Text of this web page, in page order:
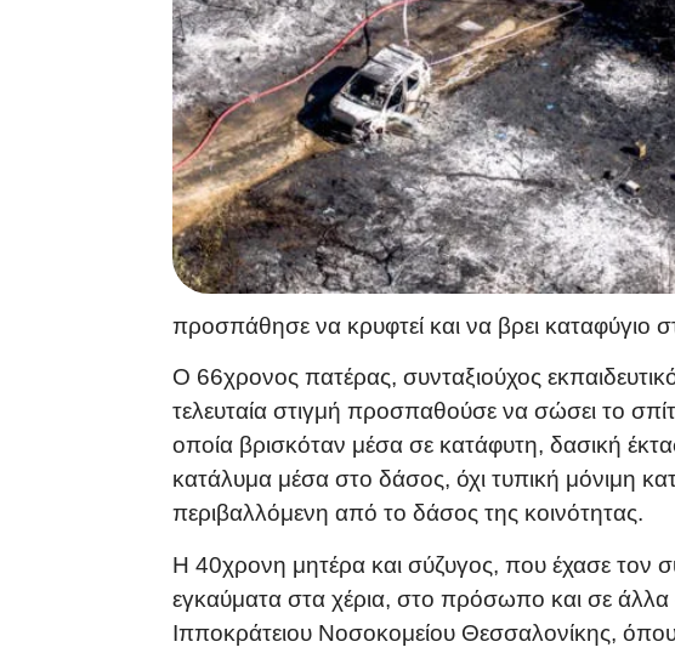
προσπάθησε να κρυφτεί και να βρει καταφύγιο
Ο 66χρονος πατέρας, συνταξιούχος
τελευταία στιγμή προσπαθούσε να σώσει το
οποία βρισκόταν μέσα σε κατάφυτη, δασική
κατάλυμα μέσα στο δάσος, όχι τυπική μόνιμη
περιβαλλόμενη από το δάσος της κοινότητας.
Η 40χρονη μητέρα και σύζυγος, που έχασε τον
εγκαύματα στα χέρια, στο πρόσωπο και σε άλλα
Ιπποκράτειου Νοσοκομείου Θεσσαλονίκης,